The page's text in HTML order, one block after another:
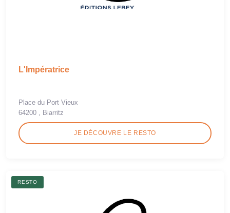
L'Impératrice
Place du Port Vieux
64200 , Biarritz
JE DÉCOUVRE LE RESTO
RESTO